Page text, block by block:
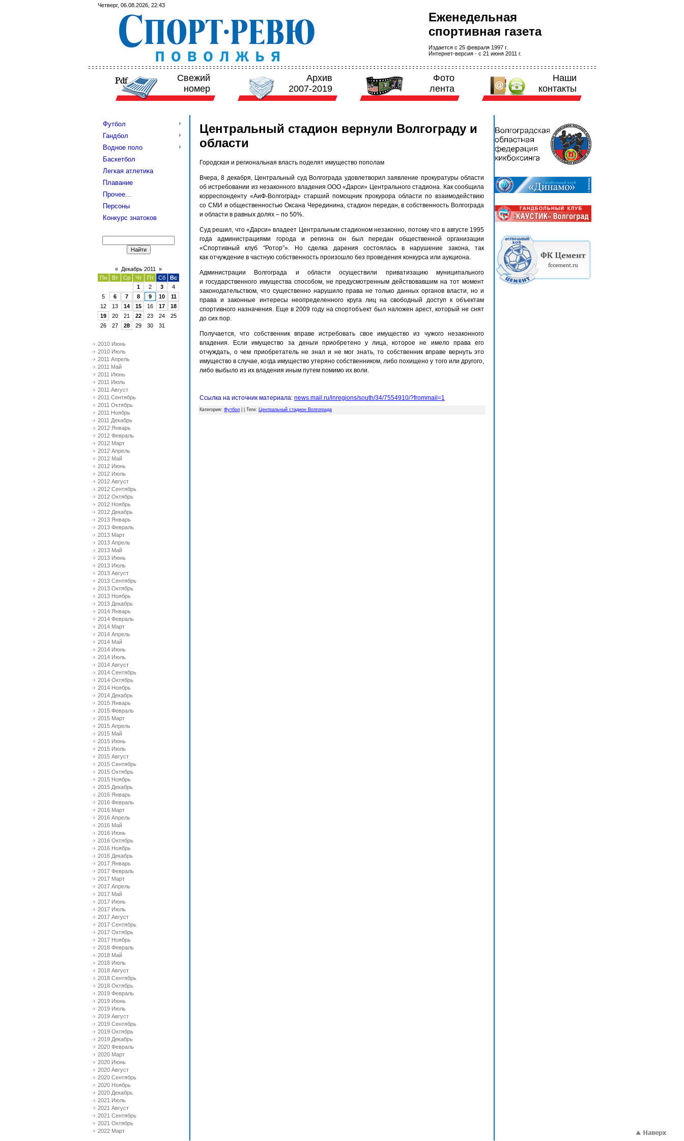
Четверг, 06.08.2026, 22:43
Еженедельная
спортивная газета
Издается с 25 февраля 1997 г.
Интернет-версия - с 21 июня 2011 г.
Свежий
номер
Архив
2007-2019
Фото
лента
Наши
контакты
Футбол
Гандбол
Водное поло
Баскетбол
Легкая атлетика
Плавание
Прочее...
Персоны
Конкурс знатоков
« Декабрь 2011
»
Пн
Вт Ср Чт Пт Сб
Вс
1
2 3
4
5
6 7 8 9 10
11
12
13 14 15 16 17
18
19
20 21 22 23 24
25
26
27 28 29 30 31
2010 Июнь
2010 Июль
2011 Апрель
2011 Май
2011 Июнь
2011 Июль
2011 Август
2011 Сентябрь
2011 Октябрь
2011 Ноябрь
2011 Декабрь
2012 Январь
2012 Февраль
2012 Март
2012 Апрель
2012 Май
2012 Июнь
2012 Июль
2012 Август
2012 Сентябрь
2012 Октябрь
2012 Ноябрь
2012 Декабрь
2013 Январь
2013 Февраль
2013 Март
2013 Апрель
2013 Май
2013 Июнь
2013 Июль
2013 Август
2013 Сентябрь
2013 Октябрь
2013 Ноябрь
2013 Декабрь
2014 Январь
2014 Февраль
2014 Март
2014 Апрель
2014 Май
2014 Июнь
2014 Июль
2014 Август
2014 Сентябрь
2014 Октябрь
2014 Ноябрь
2014 Декабрь
2015 Январь
2015 Февраль
2015 Март
2015 Апрель
2015 Май
2015 Июнь
2015 Июль
2015 Август
2015 Сентябрь
2015 Октябрь
2015 Ноябрь
2015 Декабрь
2016 Январь
2016 Февраль
2016 Март
2016 Апрель
2016 Май
2016 Июнь
2016 Октябрь
2016 Ноябрь
2016 Декабрь
2017 Январь
2017 Февраль
2017 Март
2017 Апрель
2017 Май
2017 Июнь
2017 Июль
2017 Август
2017 Сентябрь
2017 Октябрь
2017 Ноябрь
2018 Февраль
2018 Май
2018 Июль
2018 Август
2018 Сентябрь
2018 Октябрь
2019 Февраль
2019 Июнь
2019 Июль
2019 Август
2019 Сентябрь
2019 Октябрь
2019 Декабрь
2020 Февраль
2020 Март
2020 Июнь
2020 Август
2020 Сентябрь
2020 Ноябрь
2020 Декабрь
2021 Июль
2021 Август
2021 Сентябрь
2021 Октябрь
2022 Март
Центральный стадион вернули Волгограду и
области
Городская и региональная власть поделят имущество пополам
Вчера, 8 декабря, Центральный суд Волгограда удовлетворил заявление прокуратуры области
об истребовании из незаконного владения ООО «Дарси» Центрального стадиона. Как сообщила
корреспонденту «АиФ-Волгоград» старший помощник прокурора области по взаимодействию
со СМИ и общественностью Оксана Черединина, стадион передан, в собственность Волгограда
и области в равных долях – по 50%.
Суд решил, что «Дарси» владеет Центральным стадионом незаконно, потому что в августе 1995
года администрациями города и региона он был передан общественной организации
«Спортивный клуб "Ротор”». Но сделка дарения состоялась в нарушение закона, так
как отчуждение в частную собственность произошло без проведения конкурса или аукциона.
Администрации Волгограда и области осуществили приватизацию муниципального
и государственного имущества способом, не предусмотренным действовавшим на тот момент
законодательством, что существенно нарушило права не только данных органов власти, но и
права и законные интересы неопределенного круга лиц на свободный доступ к объектам
спортивного назначения. Еще в 2009 году на спортобъект был наложен арест, который не снят
до сих пор.
Получается, что собственник вправе истребовать свое имущество из чужого незаконного
владения. Если имущество за деньги приобретено у лица, которое не имело права его
отчуждать, о чем приобретатель не знал и не мог знать, то собственник вправе вернуть это
имущество в случае, когда имущество утеряно собственником, либо похищено у того или другого,
либо выбыло из их владения иным путем помимо их воли.
http://news.mail.ru/inregions/south/34/7554910/?
frommail=1
Ссылка на источник материала: news.mail.ru/inregions/south/34/7554910/?frommail=1
Категория: Футбол Теги: Центральный стадион Волгограда